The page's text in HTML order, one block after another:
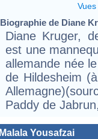
Vues
Biographie de Diane
Diane Kruger,
est une
allemande née
de Hildesheim
Paddy de
Malala Yousafzai